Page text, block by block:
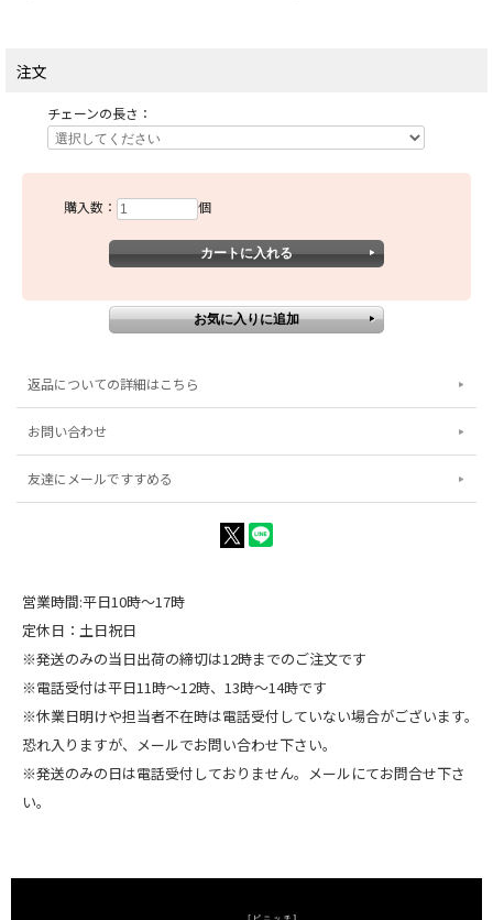
注文
チェーンの長さ：
購入数： 個
返品についての詳細はこちら
お問い合わせ
友達にメールですすめる
営業時間:平日10時～17時
定休日：土日祝日
※発送のみの当日出荷の締切は12時までのご注文です
※電話受付は平日11時～12時、13時～14時です
※休業日明けや担当者不在時は電話受付していない場合がございます。
恐れ入りますが、メールでお問い合わせ下さい。
※発送のみの日は電話受付しておりません。メールにてお問合せ下さ
い。